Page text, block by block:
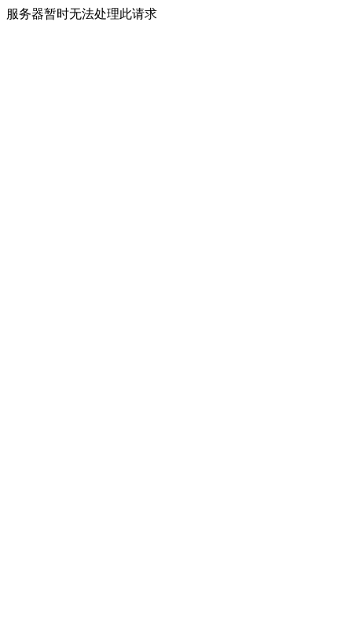
服务器暂时无法处理此请求